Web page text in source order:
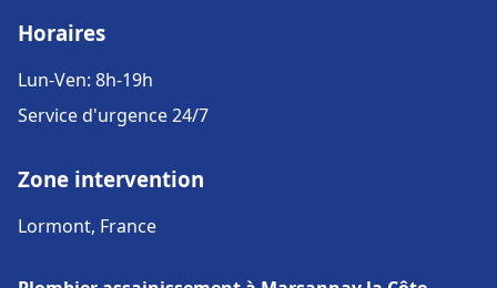
Horaires
Lun-Ven: 8h-19h
Service d'urgence 24/7
Zone intervention
Lormont, France